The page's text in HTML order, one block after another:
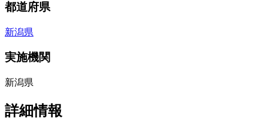
都道府県
新潟県
実施機関
新潟県
詳細情報